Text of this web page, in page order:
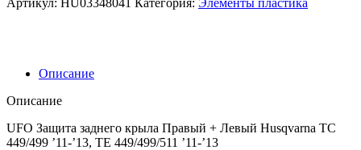
Правый
TC
449/499
'11-
TE
449/499/511
Описание
Описание
UFO Защита заднего крыла Правый + Левый Husqvarna TC
449/499 ’11-’13, TE 449/499/511 ’11-’13